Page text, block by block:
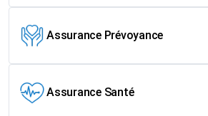
Assurance Prévoyance
Assurance Santé